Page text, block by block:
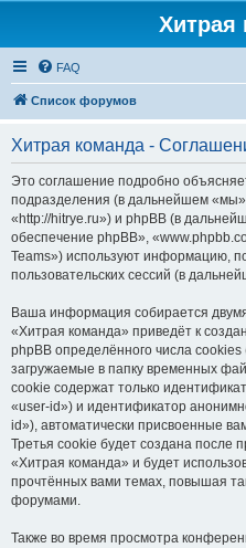
Хитрая
FAQ
Список форумов
Хитрая команда -
Это соглашение подробно
подразделения (в дальнейшем
«http://hitrye.ru») и phpBB (в
обеспечение phpBB»,
Teams») используют информацию,
пользовательских сессий (в
Ваша информация собирается
«Хитрая команда» приведёт к
phpBB определённого числа
загружаемые в папку временных
cookie содержат только
«user-id») и идентификатор
id»), автоматически присвоенные
Третья cookie будет создана после
«Хитрая команда» и будет
прочтённых вами темах, повышая
форумами.
Также во время просмотра